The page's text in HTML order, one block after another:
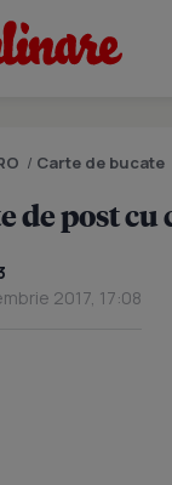
/ Carte de bucate
de post cu
2017, 17:08